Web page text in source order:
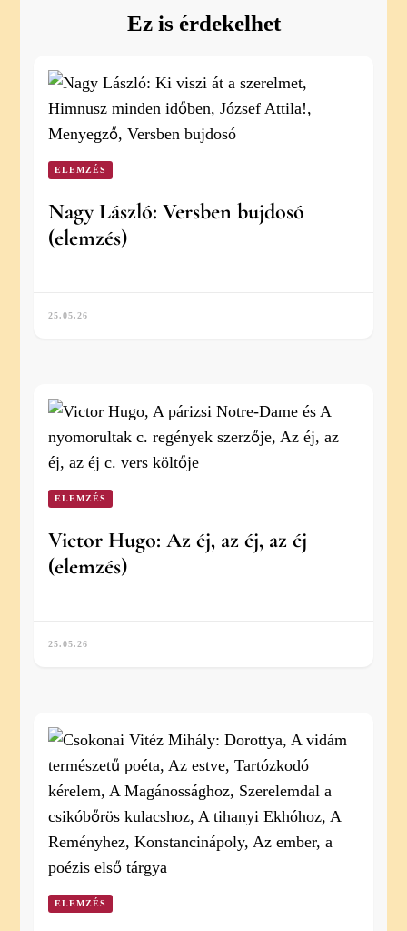
Ez is érdekelhet
ELEMZÉS
Nagy László: Versben bujdosó
(elemzés)
25.05.26
ELEMZÉS
Victor Hugo: Az éj, az éj, az éj
(elemzés)
25.05.26
ELEMZÉS